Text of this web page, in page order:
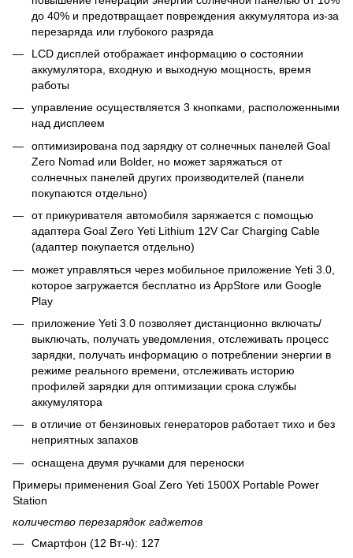
до 40% и предотвращает повреждения аккумулятора из-за
перезаряда или глубокого разряда
LCD дисплей отображает информацию о состоянии
аккумулятора, входную и выходную мощность, время
работы
управление осуществляется 3 кнопками, расположенными
над дисплеем
оптимизирована под зарядку от солнечных панелей Goal
Zero Nomad или Bolder, но может заряжаться от
солнечных панелей других производителей (панели
покупаются отдельно)
от прикуривателя автомобиля заряжается с помощью
адаптера Goal Zero Yeti Lithium 12V Car Charging Cable
(адаптер покупается отдельно)
может управляться через мобильное приложение Yeti 3.0,
которое загружается бесплатно из AppStore или Google
Play
приложение Yeti 3.0 позволяет дистанционно включать/
выключать, получать уведомления, отслеживать процесс
зарядки, получать информацию о потреблении энергии в
режиме реального времени, отслеживать историю
профилей зарядки для оптимизации срока службы
аккумулятора
в отличие от бензиновых генераторов работает тихо и без
неприятных запахов
оснащена двумя ручками для переноски
Примеры применения Goal Zero Yeti 1500X Portable Power
Station
количество перезарядок гаджетов
Смартфон (12 Вт-ч): 127